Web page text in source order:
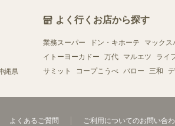
縄県
よく行くお店から探す
業務スーパー ドン・キホーテ マックス
イトーヨーカドー
万代 マルエツ ライ
サミット
コープこうべ バロー 三和
よくあるご質問 ご利用についてのお問い合